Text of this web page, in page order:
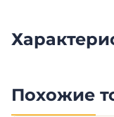
Похожие